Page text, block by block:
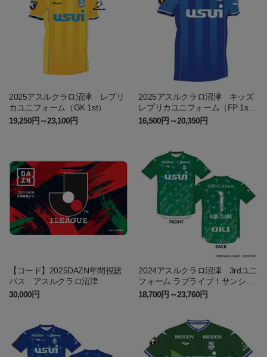
2025アスルクラロ沼津 レプリ
カユニフォーム（GK 1st）
19,250円～23,100円
2025アスルクラロ沼津 キッズ
レプリカユニフォーム（FP 1s
t）
16,500円～20,350円
【コード】2025DAZN年間視聴
パス アスルクラロ沼津
30,000円
2024アスルクラロ沼津 3rdユニ
フォーム ラブライブ！サンシャ
イン!!エディション（GK）
18,700円～23,760円